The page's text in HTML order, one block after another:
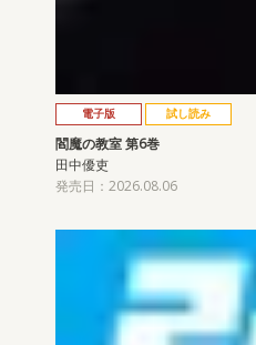
電子版 試し読み
閻魔の教室 第6巻
田中優吏
発売日：2026.08.06